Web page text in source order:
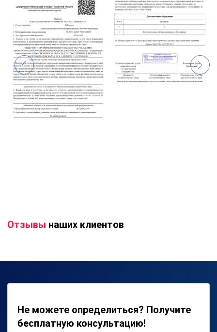
Отзывы наших клиентов
Не можете определиться? Получите
бесплатную консультацию!